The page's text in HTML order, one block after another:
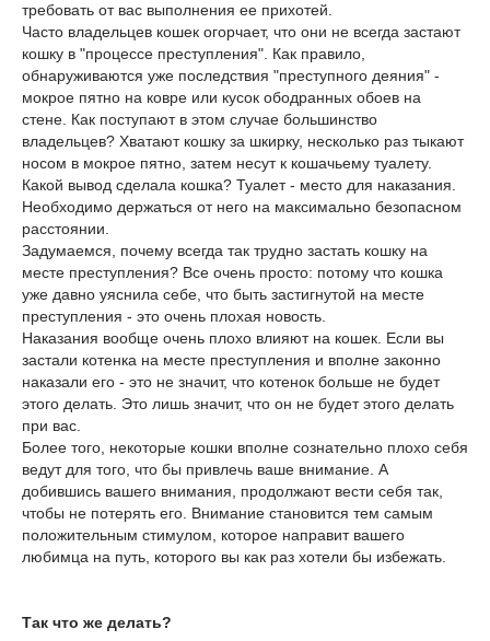
требовать от вас выполнения ее прихотей.
Часто владельцев кошек огорчает, что они не всегда застают
кошку в "процессе преступления". Как правило,
обнаруживаются уже последствия "преступного деяния" -
мокрое пятно на ковре или кусок ободранных обоев на
стене. Как поступают в этом случае большинство
владельцев? Хватают кошку за шкирку, несколько раз тыкают
носом в мокрое пятно, затем несут к кошачьему туалету.
Какой вывод сделала кошка? Туалет - место для наказания.
Необходимо держаться от него на максимально безопасном
расстоянии.
Задумаемся, почему всегда так трудно застать кошку на
месте преступления? Все очень просто: потому что кошка
уже давно уяснила себе, что быть застигнутой на месте
преступления - это очень плохая новость.
Наказания вообще очень плохо влияют на кошек. Если вы
застали котенка на месте преступления и вполне законно
наказали его - это не значит, что котенок больше не будет
этого делать. Это лишь значит, что он не будет этого делать
при вас.
Более того, некоторые кошки вполне сознательно плохо себя
ведут для того, что бы привлечь ваше внимание. А
добившись вашего внимания, продолжают вести себя так,
чтобы не потерять его. Внимание становится тем самым
положительным стимулом, которое направит вашего
любимца на путь, которого вы как раз хотели бы избежать.
Так что же делать?